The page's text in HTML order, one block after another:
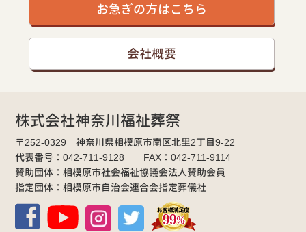
お急ぎの方はこちら
会社概要
株式会社神奈川福祉葬祭
〒252-0329 神奈川県相模原市南区北里2丁目9-22
代表番号：042-711-9128 FAX：042-711-9114
賛助団体：相模原市社会福祉協議会法人賛助会員
指定団体：相模原市自治会連合会指定葬儀社